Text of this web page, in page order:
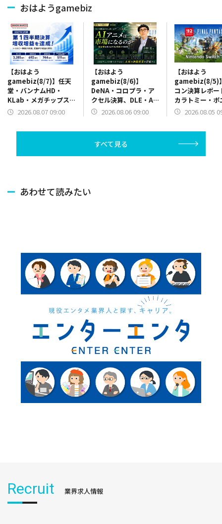
おはようgamebiz
【おはよう
gamebiz(8/7)】任天
堂・バンナムHD・
KLab・メガチップス・
CRIミドルウェア決
2026.08.07 09:00
【おはよう
gamebiz(8/6)】
DeNA・コロプラ・ア
クセル決算、DLE・AI
アニメインタビュー、
2026.08.06 09:00
【おはよう
gamebiz(8/5)
コン決算レポー
カラトミー・ポ
ン決算、『ほの
2026.08.05
すべて見る
あわせて読みたい
Recruit 業界求人情報